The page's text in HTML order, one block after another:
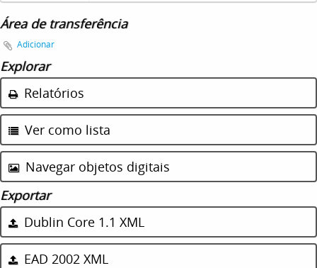
Área de transferência
Adicionar
Explorar
Relatórios
Ver como lista
Navegar objetos digitais
Exportar
Dublin Core 1.1 XML
EAD 2002 XML